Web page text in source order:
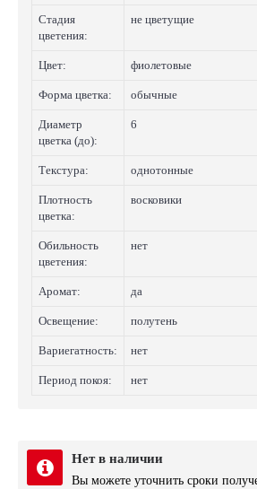
Стадия
цветения:
не цветущие
Цвет: фиолетовые
Форма цветка: обычные
Диаметр
цветка (до):
6
Текстура: однотонные
Плотность
цветка:
восковики
Обильность
цветения:
нет
Аромат: да
Освещение: полутень
Вариегатность: нет
Период покоя: нет
Нет в наличии
Вы можете уточнить сроки